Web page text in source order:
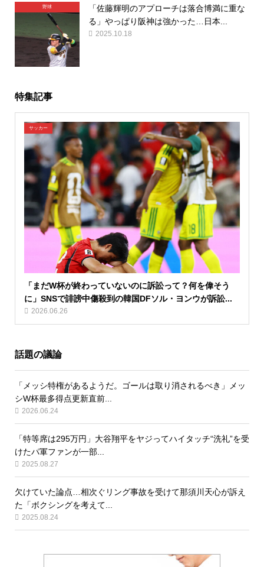
野球
「佐藤輝明のアプローチは落合博満に重な
る」やっぱり阪神は強かった…日本...
2025.10.18
特集記事
サッカー
「まだW杯が終わっていないのに訴訟って？何を偉そう
に」SNSで誹謗中傷殺到の韓国DFソル・ヨンウが訴訟...
2026.06.26
話題の議論
「メッシ特権があるようだ。ゴールは取り消されるべき」メッ
シW杯最多得点更新直前...
2026.06.24
「特等席は295万円」大谷翔平をヤジってハイタッチ“洗礼”を受
けたパ軍ファンが一部...
2025.08.27
欠けていた論点…相次ぐリング事故を受けて那須川天心が訴え
た「ボクシングを考えて...
2025.08.24